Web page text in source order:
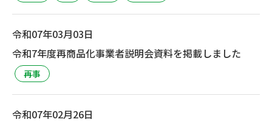
令和07年03月03日
令和7年度再商品化事業者説明会資料を掲載しました
再事
令和07年02月26日